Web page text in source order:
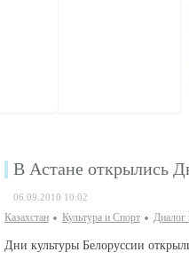
В Астане открылись
06.09.2010 10:02
Казахстан Культура и Спорт Диалог
Дни культуры Белоруссии